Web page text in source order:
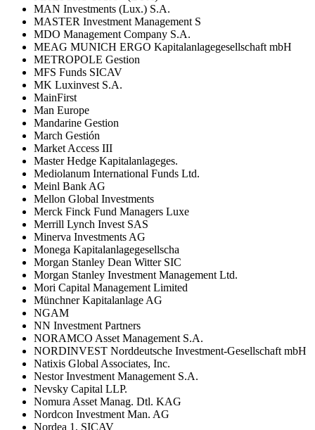
MAN Investments (Lux.) S.A.
MASTER Investment Management S
MDO Management Company S.A.
MEAG MUNICH ERGO Kapitalanlagegesellschaft mbH
METROPOLE Gestion
MFS Funds SICAV
MK Luxinvest S.A.
MainFirst
Man Europe
Mandarine Gestion
March Gestión
Market Access III
Master Hedge Kapitalanlageges.
Mediolanum International Funds Ltd.
Meinl Bank AG
Mellon Global Investments
Merck Finck Fund Managers Luxe
Merrill Lynch Invest SAS
Minerva Investments AG
Monega Kapitalanlagegesellscha
Morgan Stanley Dean Witter SIC
Morgan Stanley Investment Management Ltd.
Mori Capital Management Limited
Münchner Kapitalanlage AG
NGAM
NN Investment Partners
NORAMCO Asset Management S.A.
NORDINVEST Norddeutsche Investment-Gesellschaft mbH
Natixis Global Associates, Inc.
Nestor Investment Management S.A.
Nevsky Capital LLP.
Nomura Asset Manag. Dtl. KAG
Nordcon Investment Man. AG
Nordea 1, SICAV